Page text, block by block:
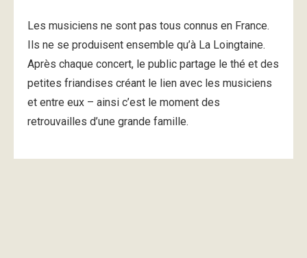
Les musiciens ne sont pas tous connus en France.
Ils ne se produisent ensemble qu’à La Loingtaine.
Après chaque concert, le public partage le thé et des
petites friandises créant le lien avec les musiciens
et entre eux – ainsi c’est le moment des
retrouvailles d’une grande famille.